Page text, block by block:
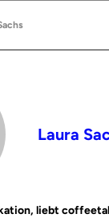
Laura
liebt